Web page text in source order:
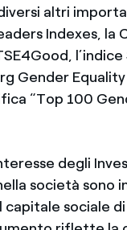
altri
Indexes, la
Gender
“Top 100
degli
società sono
sociale